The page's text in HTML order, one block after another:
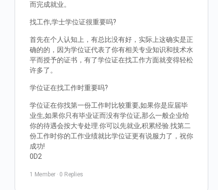
而完成就业。
找工作,学士学位证很重要吗?
首先在个人认知上，有总比没有好，实际上这确实是正
确的的，因为学位证代表了你有相关专业知识和技术水
平而授予的证书，有了学位证在找工作方面就变得轻松
许多了。
学位证在找工作时重要吗?
学位证在你找第一份工作时比较重要,如果你是应届毕
业生,如果你只有毕业证而没有学位证,那么一般企业给
你的待遇会按大专处理.你可以先就业,积累经验.找第二
份工作时你的工作业绩就比学位证更有说服力了，祝你
成功!
0D2
1 Member · 0 Replies